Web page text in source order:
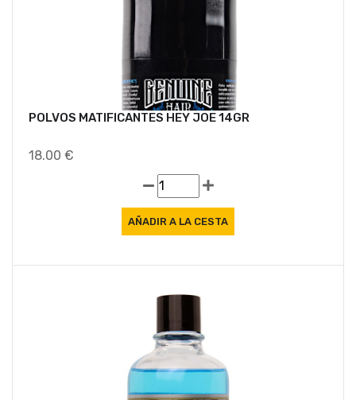
POLVOS MATIFICANTES HEY JOE 14GR
18.00 €